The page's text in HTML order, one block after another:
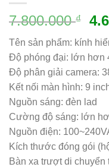
7.800.000₫
Tên sản phẩm: kính
Độ phóng đại: lớn hơn
Độ phân giải camera:
Kết nối màn hình: 9
Nguồn sáng: đèn lad
Cường độ sáng: lớn
Nguồn điện:
Kích thước đóng gói
Bàn xa trượt di